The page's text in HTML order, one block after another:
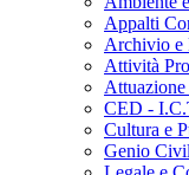
Appalti
Archivio e
Attività
CED -
Cultura e
Genio